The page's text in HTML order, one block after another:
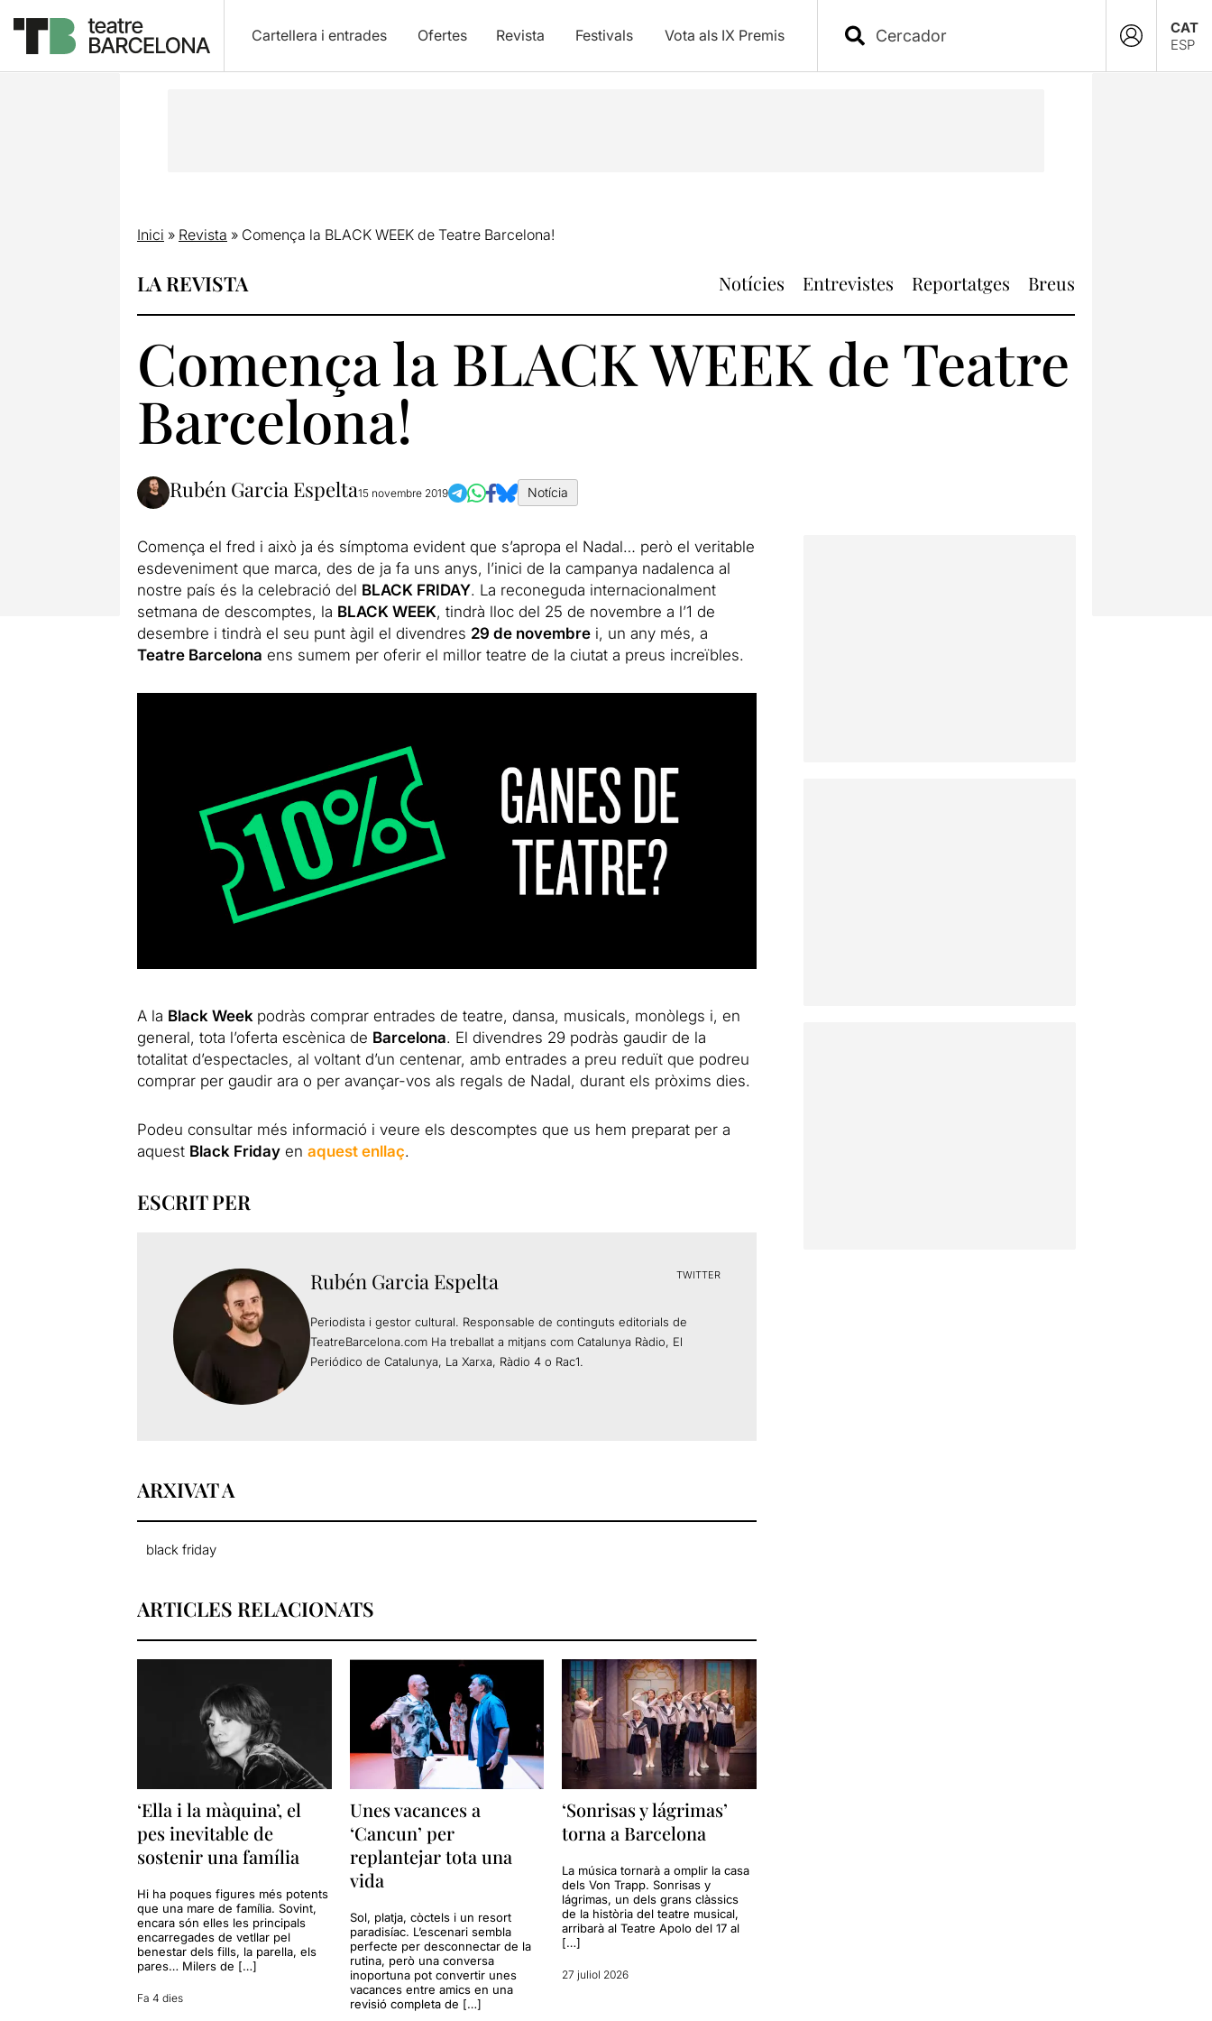
Cartellera i entrades Ofertes Revista Festivals Vota als IX Premis
CAT
ESP
Inici » Revista » Comença la BLACK WEEK de Teatre Barcelona!
LA REVISTA Notícies Entrevistes Reportatges Breus
Comença la BLACK WEEK de Teatre
Barcelona!
Rubén Garcia Espelta15 novembre 2019 Notícia
Comença el fred i això ja és símptoma evident que s’apropa el Nadal… però el veritable
esdeveniment que marca, des de ja fa uns anys, l’inici de la campanya nadalenca al
nostre país és la celebració del BLACK FRIDAY. La reconeguda internacionalment
setmana de descomptes, la BLACK WEEK, tindrà lloc del 25 de novembre a l’1 de
desembre i tindrà el seu punt àgil el divendres 29 de novembrei, un any més, a
Teatre Barcelona ens sumem per oferir el millor teatre de la ciutat a preus increïbles.
A la Black Week podràs comprar entrades de teatre, dansa, musicals, monòlegs i, en
general, tota l’oferta escènica de Barcelona. El divendres 29 podràs gaudir de la
totalitat d’espectacles, al voltant d’un centenar, amb entrades a preu reduït que podreu
comprar per gaudir ara o per avançar-vos als regals de Nadal, durant els pròxims dies.
Podeu consultar més informació i veure els descomptes que us hem preparat per a
aquest Black Fridayen aquest enllaç.
ESCRIT PER
Rubén Garcia Espelta TWITTER
Periodista i gestor cultural. Responsable de continguts editorials de
TeatreBarcelona.com Ha treballat a mitjans com Catalunya Ràdio, El
Periódico de Catalunya, La Xarxa, Ràdio 4 o Rac1.
ARXIVAT A
black friday
ARTICLES RELACIONATS
‘Ella i la màquina’, el
pes inevitable de
sostenir una família
Hi ha poques figures més potents
que una mare de família. Sovint,
encara són elles les principals
encarregades de vetllar pel
benestar dels fills, la parella, els
pares… Milers de […]
Fa 4 dies
Unes vacances a
‘Cancun’ per
replantejar tota una
vida
Sol, platja, còctels i un resort
paradisíac. L’escenari sembla
perfecte per desconnectar de la
rutina, però una conversa
inoportuna pot convertir unes
vacances entre amics en una
revisió completa de […]
‘Sonrisas y lágrimas’
torna a Barcelona
La música tornarà a omplir la casa
dels Von Trapp. Sonrisas y
lágrimas, un dels grans clàssics
de la història del teatre musical,
arribarà al Teatre Apolo del 17 al
[…]
27 juliol 2026